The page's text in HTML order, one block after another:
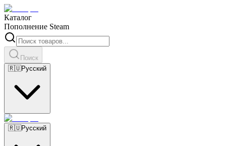
Каталог
Пополнение Steam
Поиск
🇷🇺Русский
🇷🇺Русский